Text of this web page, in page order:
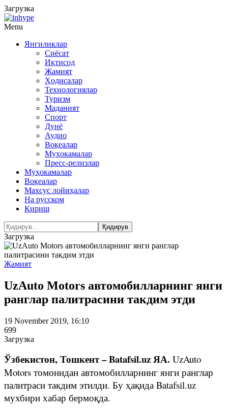
Загрузка
Menu
Янгиликлар
Сиёсат
Иқтисод
Жамият
Ҳодисалар
Технологиялар
Туризм
Маданият
Спорт
Дунё
Аудио
Воқеалар
Муҳокамалар
Пресс-релизлар
Муҳокамалар
Воқеалар
Махсус лойиҳалар
На русском
Кириш
Загрузка
Жамият
UzAuto Motors автомобилларнинг янги
ранглар палитрасини такдим этди
19 November 2019, 16:10
699
Загрузка
Ўзбекистон, Тошкент – Batafsil.uz ЯА. UzAuto
Motors томонидан автомобилларнинг янги ранглар
палитраси такдим этилди. Бу ҳақида Batafsil.uz
мухбири хабар бермоқда.